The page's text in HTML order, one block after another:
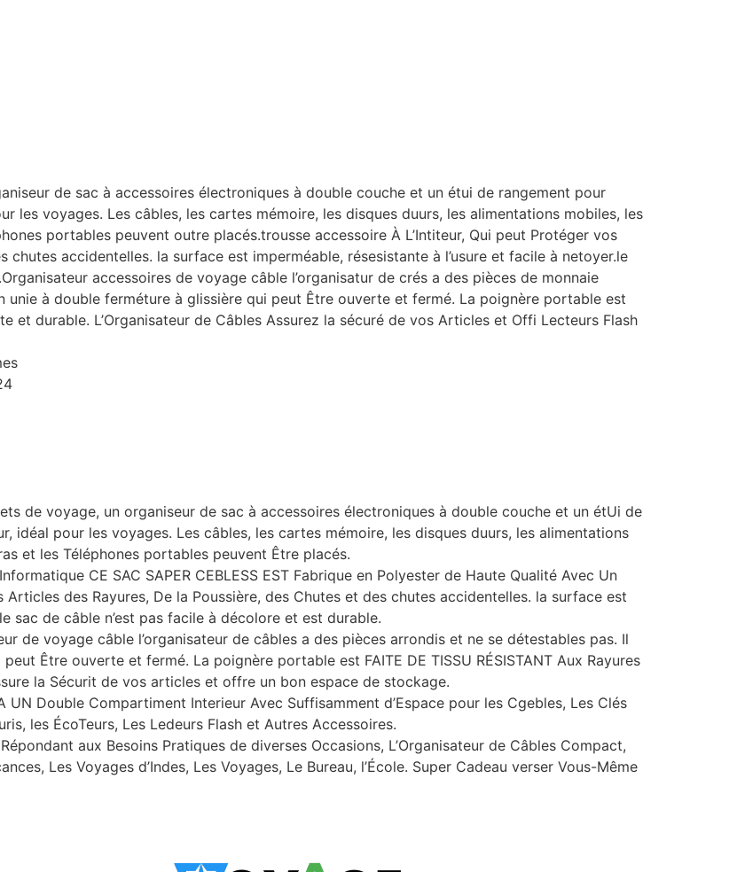
de sac à accessoires électroniques à double couche et un étui de rangement pour
les voyages. Les câbles, les cartes mémoire, les disques duurs, les alimentations mobiles, les
portables peuvent outre placés.trousse accessoire À L’Intiteur, Qui peut Protéger vos
chutes accidentelles. la surface est imperméable, résesistante à l’usure et facile à netoyer.le
accessoires de voyage câble l’organisatur de crés a des pièces de monnaie
à double ferméture à glissière qui peut Être ouverte et fermé. La poignère portable est
et durable. L’Organisateur de Câbles Assurez la sécuré de vos Articles et Offi Lecteurs Flash
de voyage, un organiseur de sac à accessoires électroniques à double couche et un étUi de
idéal pour les voyages. Les câbles, les cartes mémoire, les disques duurs, les alimentations
et les Téléphones portables peuvent Être placés.
CE SAC SAPER CEBLESS EST Fabrique en Polyester de Haute Qualité Avec Un
Articles des Rayures, De la Poussière, des Chutes et des chutes accidentelles. la surface est
sac de câble n’est pas facile à décolore et est durable.
de voyage câble l’organisateur de câbles a des pièces arrondis et ne se détestables pas. Il
Être ouverte et fermé. La poignère portable est FAITE DE TISSU RÉSISTANT Aux Rayures
la Sécurit de vos articles et offre un bon espace de stockage.
Double Compartiment Interieur Avec Suffisamment d’Espace pour les Cgebles, Les Clés
les ÉcoTeurs, Les Ledeurs Flash et Autres Accessoires.
aux Besoins Pratiques de diverses Occasions, L’Organisateur de Câbles Compact,
Les Voyages d’Indes, Les Voyages, Le Bureau, l’École. Super Cadeau verser Vous-Même